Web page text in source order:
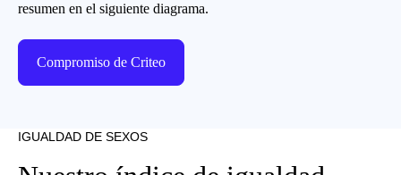
resumen en el siguiente diagrama.
Compromiso de Criteo
IGUALDAD DE SEXOS